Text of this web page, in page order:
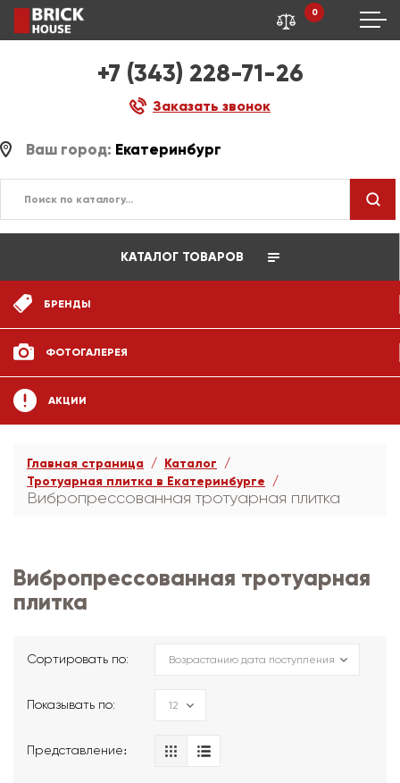
+7 (343) 228-71-26
Заказать звонок
0
Ваш город: Екатеринбург
КАТАЛОГ ТОВАРОВ
БРЕНДЫ
ФОТОГАЛЕРЕЯ
АКЦИИ
Главная страница
Каталог
Тротуарная плитка в Екатеринбурге
Вибропрессованная тротуарная плитка
Вибропрессованная тротуарная
плитка
Сортировать по:
Показывать по:
Представление։